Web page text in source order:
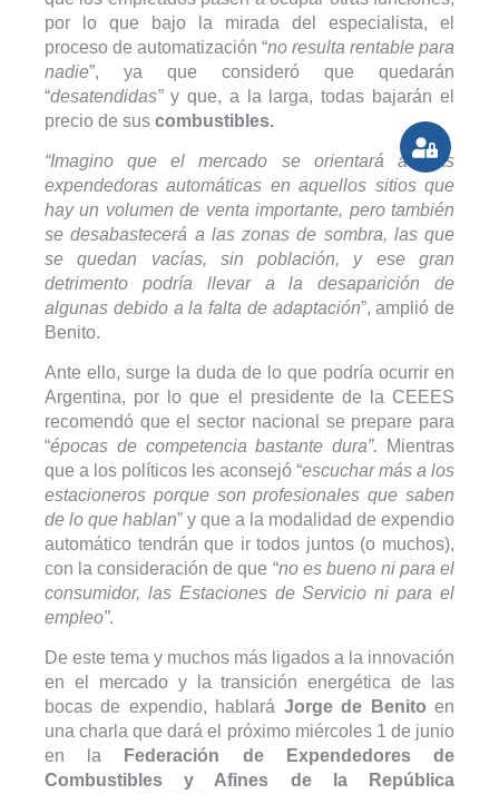
por lo que bajo la mirada del especialista, el
proceso de automatización “no resulta rentable para
nadie”, ya que consideró que quedarán
“desatendidas”y que, a la larga, todas bajarán el
precio de sus combustibles.
“Imagino que el mercado se orientará a más
expendedoras automáticas en aquellos sitios que
hay un volumen de venta importante, pero también
se desabastecerá a las zonas de sombra, las que
se quedan vacías, sin población, y ese gran
detrimento podría llevar a la desaparición de
algunas debido a la falta de adaptación”, amplió de
Benito.
Ante ello, surge la duda de lo que podría ocurrir en
Argentina, por lo que el presidente de la CEEES
recomendó que el sector nacional se prepare para
“épocas de competencia bastante dura”. Mientras
que a los políticos les aconsejó “escuchar más a los
estacioneros porque son profesionales que saben
de lo que hablan” y que a la modalidad de expendio
automático tendrán que ir todos juntos (o muchos),
con la consideración de que “no es bueno ni para el
consumidor, las Estaciones de Servicio ni para el
empleo”.
De este tema y muchos más ligados a la innovación
en el mercado y la transición energética de las
bocas de expendio, hablará Jorge de Benito en
una charla que dará el próximo miércoles 1 de junio
en la
Federación de Expendedores de
Combustibles y Afines de la República